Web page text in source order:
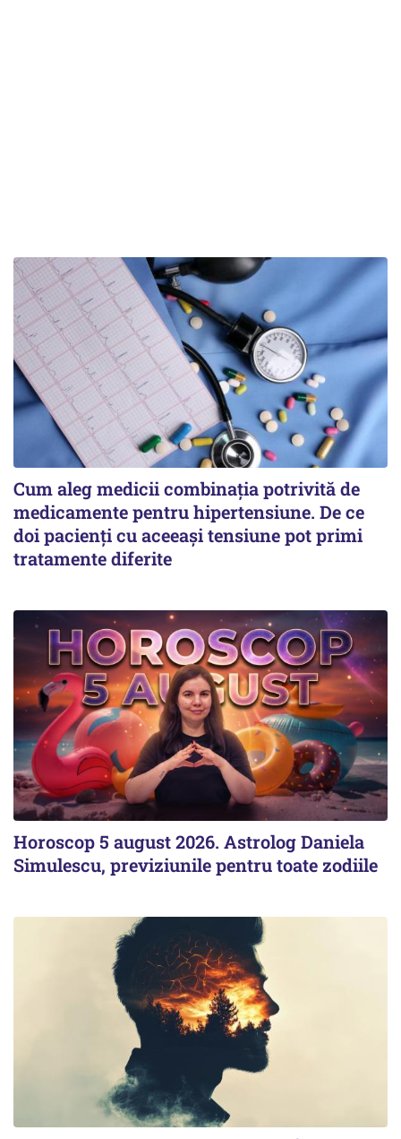
Cum aleg medicii combinația potrivită de
medicamente pentru hipertensiune. De ce
doi pacienți cu aceeași tensiune pot primi
tratamente diferite
Horoscop 5 august 2026. Astrolog Daniela
Simulescu, previziunile pentru toate zodiile